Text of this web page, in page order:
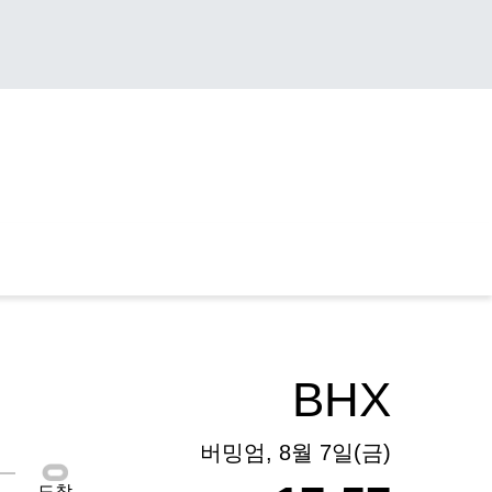
BHX
버밍엄, 8월 7일(금)